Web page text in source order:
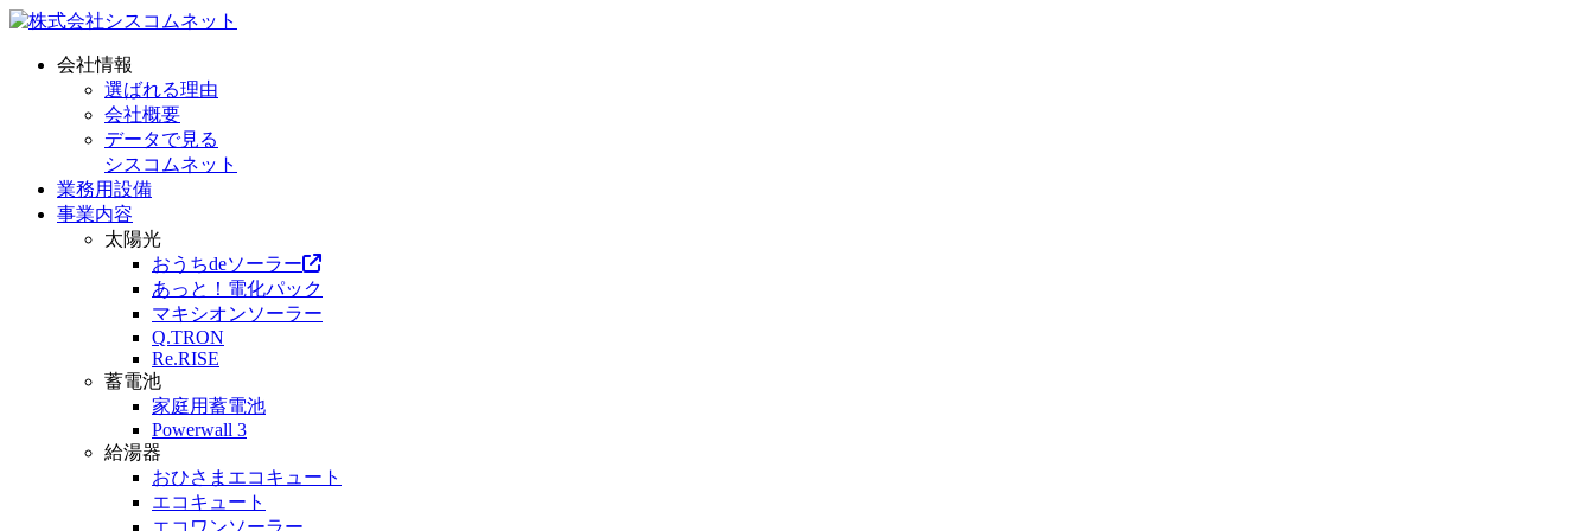
会社情報
選ばれる理由
会社概要
データで見る
シスコムネット
業務用設備
事業内容
太陽光
おうちdeソーラー
あっと！電化パック
マキシオンソーラー
Q.TRON
Re.RISE
蓄電池
家庭用蓄電池
Powerwall 3
給湯器
おひさまエコキュート
エコキュート
エコワンソーラー